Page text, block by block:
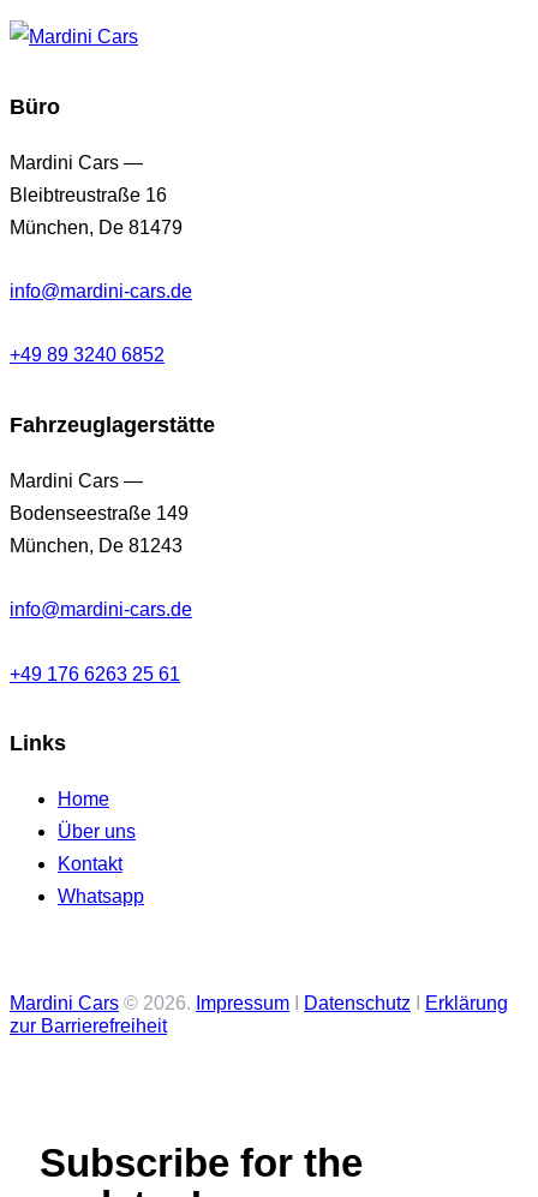
Büro
Mardini Cars —
Bleibtreustraße 16
München, De 81479
info@mardini-cars.de
+49 89 3240 6852
Fahrzeuglagerstätte
Mardini Cars —
Bodenseestraße 149
München, De 81243
info@mardini-cars.de
+49 176 6263 25 61
Links
Home
Über uns
Kontakt
Whatsapp
Mardini Cars © 2026. Impressum Datenschutz
Erklärung
zur Barrierefreiheit
Subscribe for the